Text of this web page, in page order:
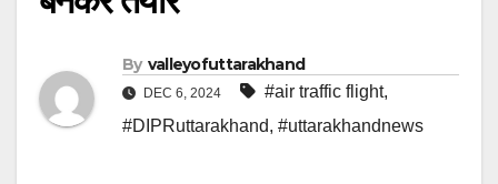
By valleyofuttarakhand
DEC 6, 2024 #air traffic flight,
#DIPRuttarakhand, #uttarakhandnews